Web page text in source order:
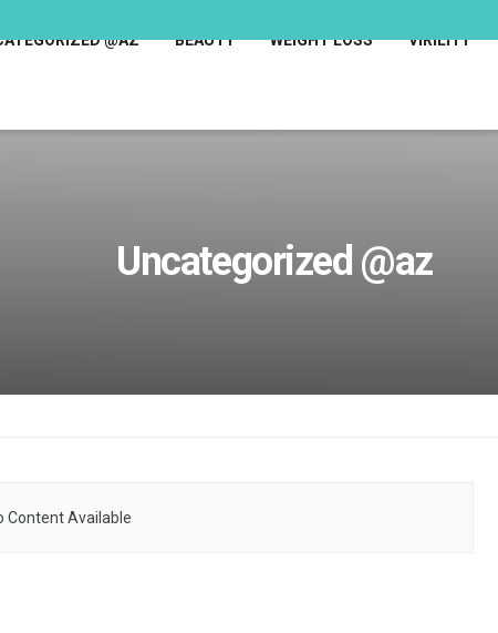
@AZ BEAUTY WEIGHT LOSS VIRILITY
Uncategorized @az
Content Available